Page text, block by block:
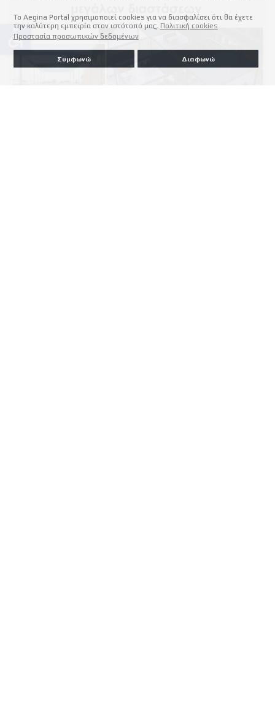
Το Aegina Portal χρησιμοποιεί cookies για να διασφαλίσει ότι θα έχετε
την καλύτερη εμπειρία στον ιστότοπό μας. Πολιτική cookies
Προστασία προσωπικών δεδομένων
Συμφωνώ Διαφωνώ
accessible